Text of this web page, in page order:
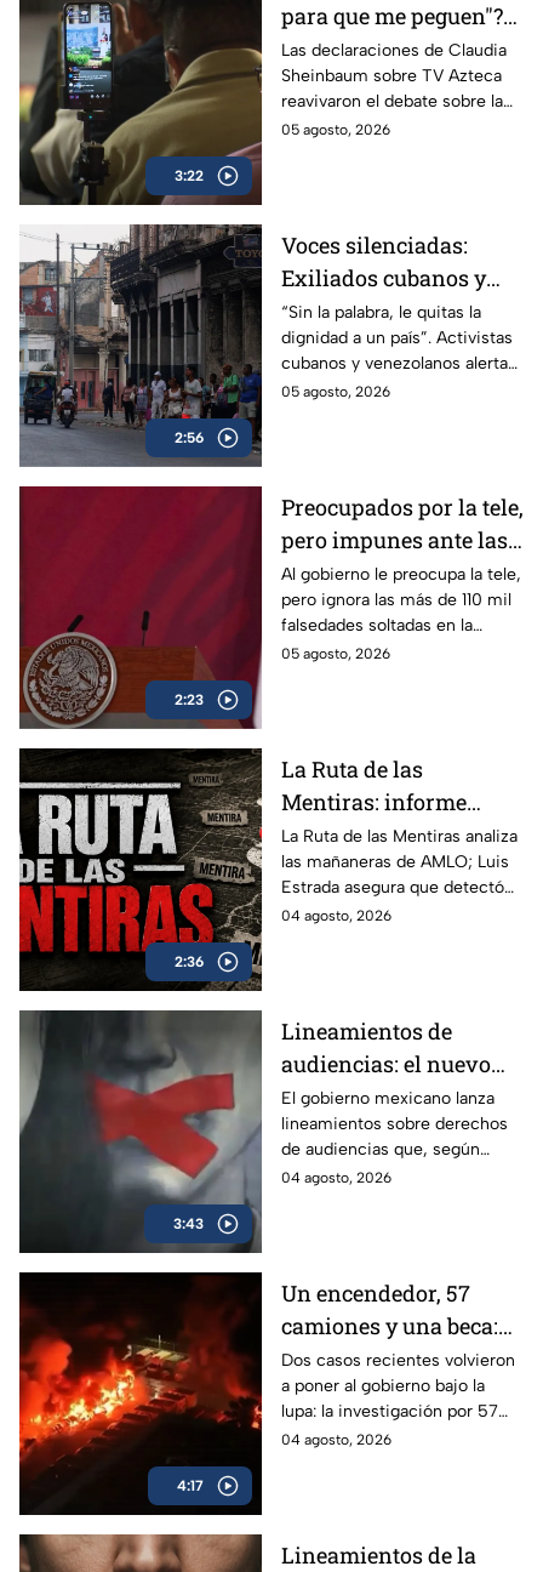
3:22
para que me peguen"?
Reviven frase de López
Portillo tras dichos del
gobierno de México
Las declaraciones de Claudia
Sheinbaum sobre TV Azteca
reavivaron el debate sobre la
publicidad oficial y recordaron
05 agosto, 2026
2:56
Voces silenciadas:
Exiliados cubanos y
venezolanos alertan
sobre la pérdida de
libertades en México
“Sin la palabra, le quitas la
dignidad a un país”. Activistas
cubanos y venezolanos alertan
sobre el avance del
05 agosto, 2026
2:23
Preocupados por la tele,
pero impunes ante las
mentiras: El doble
rasero del gobierno
federal
Al gobierno le preocupa la tele,
pero ignora las más de 110 mil
falsedades soltadas en la
mañanera. Recordamos las
05 agosto, 2026
2:36
La Ruta de las
Mentiras: informe
acusa más de 100 mil
falsedades en las
mañaneras de AMLO
La Ruta de las Mentiras analiza
las mañaneras de AMLO; Luis
Estrada asegura que detectó
más de 100 mil afirmaciones
04 agosto, 2026
3:43
Lineamientos de
audiencias: el nuevo
mecanismo del
gobierno para censurar
medios y blindar la
corrupción en México
El gobierno mexicano lanza
lineamientos sobre derechos
de audiencias que, según
críticos, no protegen al
crimen organizado.
04 agosto, 2026
4:17
Un encendedor, 57
camiones y una beca:
las polémicas que
persiguen al gobierno
Dos casos recientes volvieron
a poner al gobierno bajo la
lupa: la investigación por 57
camiones incendiados y la
04 agosto, 2026
Lineamientos de la